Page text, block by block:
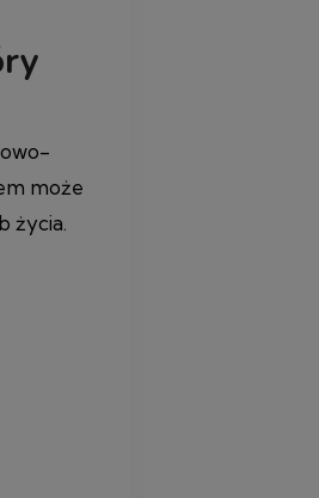
może
życia.